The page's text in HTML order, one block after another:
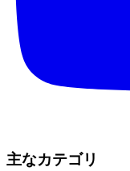
主なカテゴリ